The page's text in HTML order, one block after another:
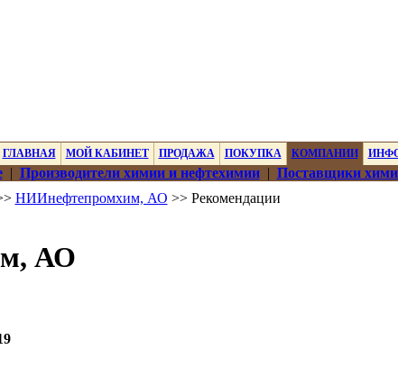
ГЛАВНАЯ МОЙ КАБИНЕТ ПРОДАЖА ПОКУПКА КОМПАНИИ
| Производители химии и нефтехимии| Поставщики
НИИнефтепромхим, АО >> Рекомендации
АО